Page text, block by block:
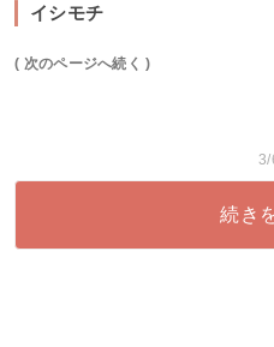
イシモチ
( 次のページへ続く )
3/
続き